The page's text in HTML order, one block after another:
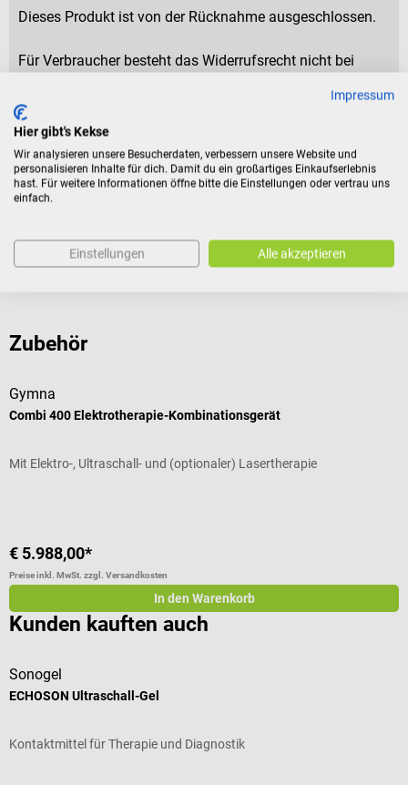
Dieses Produkt ist von der Rücknahme ausgeschlossen.
Für Verbraucher besteht das Widerrufsrecht nicht bei
Gründen des Gesundheitsschutzes oder der Hygiene nicht
zur Rückgabe geeignet sind, wenn ihre Versiegelung nach
der Lieferung entfernt wurde.
Bewertungen
Zubehör
Gymna
Combi 400 Elektrotherapie-Kombinationsgerät
Mit Elektro-, Ultraschall- und (optionaler) Lasertherapie
€ 5.988,00*
Preise inkl. MwSt. zzgl. Versandkosten
In den Warenkorb
Kunden kauften auch
Sonogel
ECHOSON Ultraschall-Gel
Kontaktmittel für Therapie und Diagnostik
Impressum
Hier gibt's Kekse
Wir analysieren unsere Besucherdaten, verbessern unsere Website und
personalisieren Inhalte für dich. Damit du ein großartiges Einkaufserlebnis
hast. Für weitere Informationen öffne bitte die Einstellungen oder vertrau uns
einfach.
Einstellungen Alle akzeptieren